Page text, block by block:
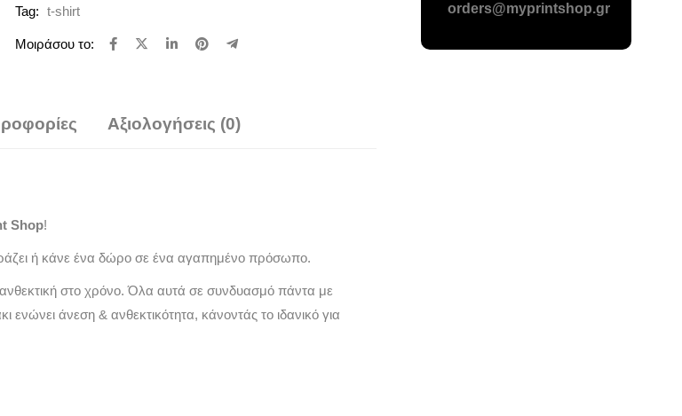
Tag: t-shirt
Μοιράσου το:
Αξιολογήσεις (0)
Shop!
ή κάνε ένα δώρο σε ένα αγαπημένο πρόσωπο.
στο χρόνο. Όλα αυτά σε συνδυασμό πάντα με
ενώνει άνεση & ανθεκτικότητα, κάνοντάς το ιδανικό για
orders@myprintshop.gr